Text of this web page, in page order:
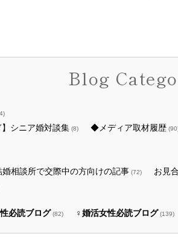
Blog
】シニア婚対談集 (8) ◆メディア取材履歴
婚相談所で交際中の方向けの記事 (72) お見
必読ブログ (82) ♀婚活女性必読ブログ (139)